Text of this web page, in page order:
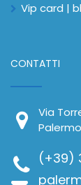
Vip card |
CONTATTI
Via
Palermo
(+39)